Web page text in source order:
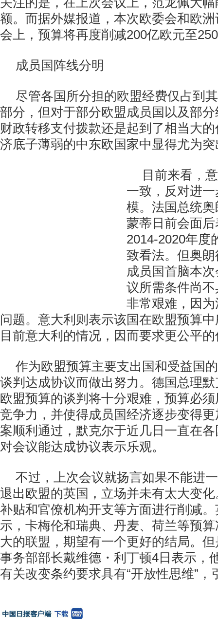
额。而据外媒报道，本次欧委会和欧
会上，预算将再度削减200亿欧元至
成员国阵线分明
尽管各国所分担的欧盟经费仅占到
部分，但对于部分欧盟成员国以及部
财政转移支付拨款还是起到了相当大
济底子薄弱的中东欧国家中显得尤为
目前来看，
一致，反对进
模。法国总统
蒙蒂日前会面
2014-2020年度
致看法。但奥
成员国首脑本
议所需条件尚
非常艰难，因
问题。意大利则表示该国在欧盟预算
目前意大利的情况，因而要求更公平
作为欧盟预算主要支出国和受益国
谈判达成协议而做出努力。德国总理
欧盟预算的谈判将十分艰难，预算必
竞争力，并使得成员国经济逐步变得
案顺利通过，默克尔于近几日一直在
对会议能达成协议表示乐观。
不过，上次会议就扬言如果不能进
退出欧盟的英国，立场并未有太大变
补贴和官僚机构开支等方面进行削减
示，卡梅伦和瑞典、丹麦、荷兰等预
大的联盟，期望有一个更好的结局。
事务部部长戴维德・利丁顿4日表示，
有关改变条约要求具有“开放性思维”，